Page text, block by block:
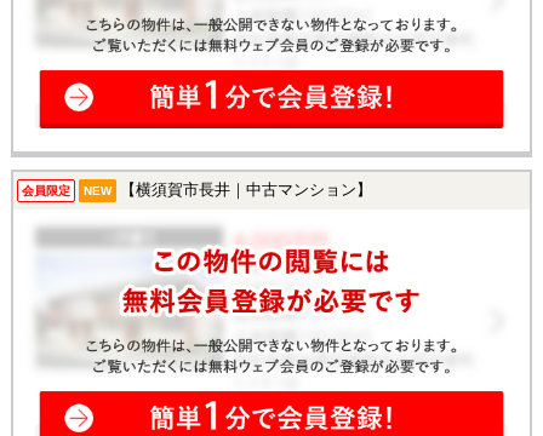
会員限定 NEW 【横須賀市長井｜中古マンション】